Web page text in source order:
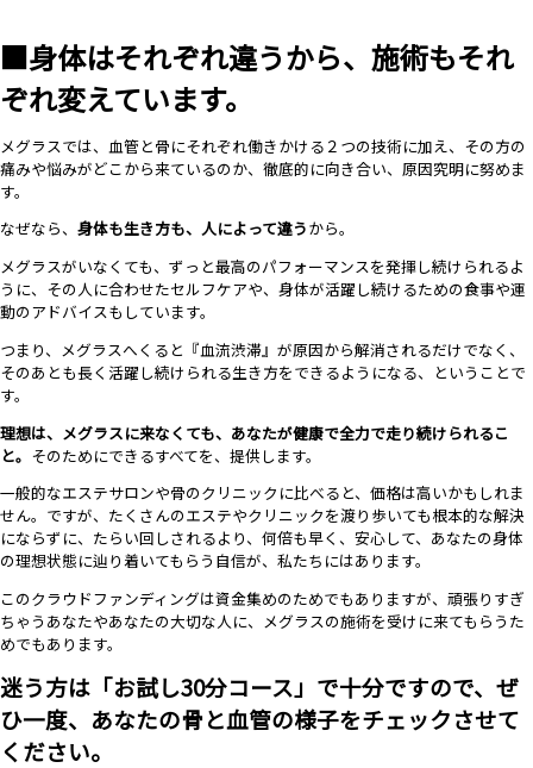
■身体はそれぞれ違うから、施術もそれ
ぞれ変えています。
メグラスでは、血管と骨にそれぞれ働きかける２つの技術に加え、その方の
痛みや悩みがどこから来ているのか、徹底的に向き合い、原因究明に努めま
す。
なぜなら、 身体も生き方も、人によって違うから。
メグラスがいなくても、ずっと最高のパフォーマンスを発揮し続けられるよ
うに、その人に合わせたセルフケアや、身体が活躍し続けるための食事や運
動のアドバイスもしています。
つまり、メグラスへくると『血流渋滞』が原因から解消されるだけでなく、
そのあとも長く活躍し続けられる生き方をできるようになる、ということで
す。
理想は、メグラスに来なくても、あなたが健康で全力で走り続けられるこ
と。 そのためにできるすべてを、提供します。
一般的なエステサロンや骨のクリニックに比べると、価格は高いかもしれま
せん。ですが、たくさんのエステやクリニックを渡り歩いても根本的な解決
にならずに、たらい回しされるより、何倍も早く、安心して、あなたの身体
の理想状態に辿り着いてもらう 自信が、 私たちにはあります。
このクラウドファンディングは資金集めのためでもありますが、頑張りすぎ
ちゃうあなたやあなたの大切な人に、メグラスの施術を受けに来てもらうた
めでもあります。
迷う方は「お試し30分コース」で十分ですので、ぜ
ひ一度、あなたの骨と血管の様子をチェックさせて
ください。